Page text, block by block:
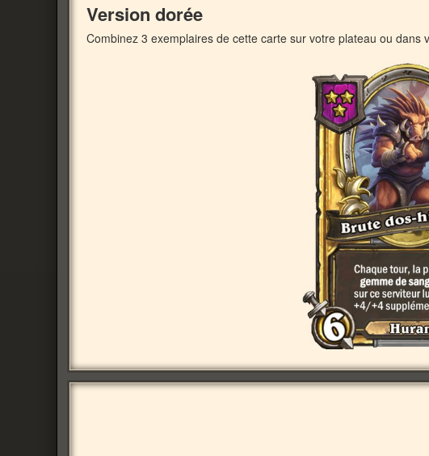
Version dorée
Combinez 3 exemplaires de cette carte sur votre plateau ou dans